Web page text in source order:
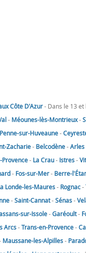
Côte D'Azur- Dans le 13 et
- Méounes-lès-Montrieux-
sur-Huveaune-
Zacharie- Belcodène-Arles
Provence- La Crau- Istres-
- Fos-sur-Mer- Berre-
Londe-les-Maures- Rognac-
-Saint-Cannat-Sénas-
sur-Issole-Garéoult-
Arcs-Trans-en-Provence-
Maussane-les-Alpilles-